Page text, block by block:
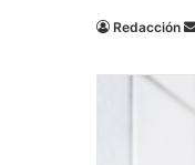
Redacción